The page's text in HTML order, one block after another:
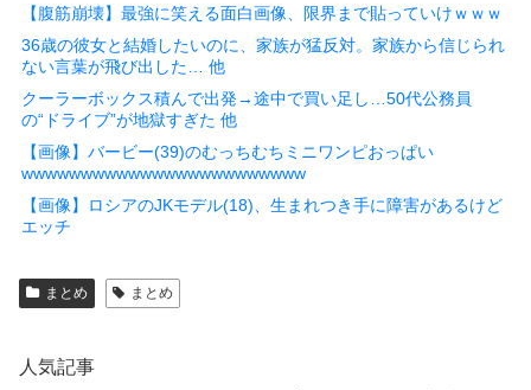
【腹筋崩壊】最強に笑える面白画像、限界まで貼っていけｗｗｗ
36歳の彼女と結婚したいのに、家族が猛反対。家族から信じられ
ない言葉が飛び出した… 他
クーラーボックス積んで出発→途中で買い足し…50代公務員
の“ドライブ”が地獄すぎた 他
【画像】バービー(39)のむっちむちミニワンピおっぱい
wwwwwwwwwwwwwwwwwwwwwwww
【画像】ロシアのJKモデル(18)、生まれつき手に障害があるけど
エッチ
まとめ まとめ
人気記事